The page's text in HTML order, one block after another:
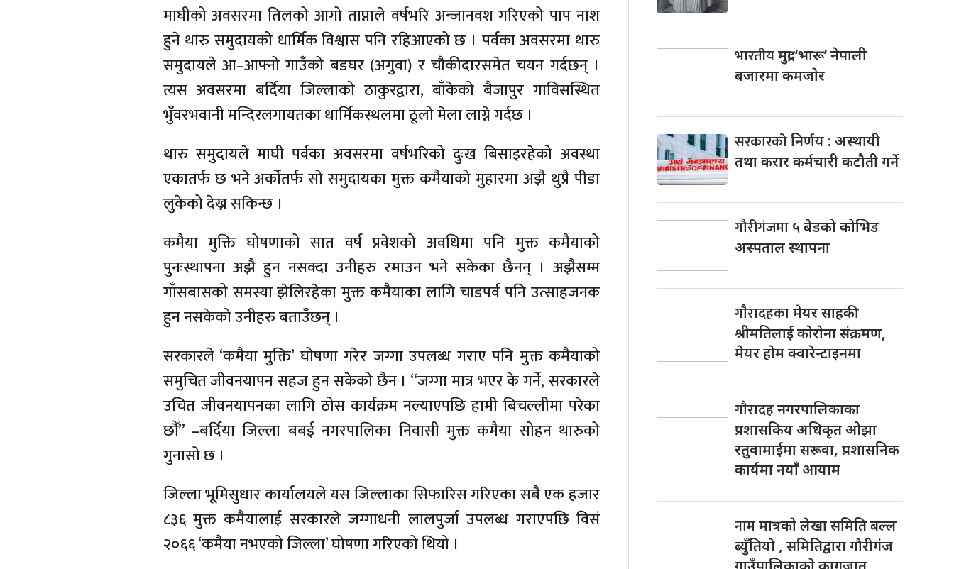
माघीको अवसरमा तिलको आगो ताप्नाले वर्षभरि अन्जानवश गरिएको पाप नाश
हुने थारु समुदायको धार्मिक विश्वास पनि रहिआएको छ । पर्वका अवसरमा थारु
समुदायले आ–आफ्नो गाउँको बडघर (अगुवा) र चौकीदारसमेत चयन गर्दछन् ।
त्यस अवसरमा बर्दिया जिल्लाको ठाकुरद्वारा, बाँकेको बैजापुर गाविसस्थित
भुँवरभवानी मन्दिरलगायतका धार्मिकस्थलमा ठूलो मेला लाग्ने गर्दछ ।
थारु समुदायले माघी पर्वका अवसरमा वर्षभरिको दुःख बिसाइरहेको अवस्था
एकातर्फ छ भने अर्कोतर्फ सो समुदायका मुक्त कमैयाको मुहारमा अझै थुप्रै पीडा
लुकेको देख्न सकिन्छ ।
कमैया मुक्ति घोषणाको सात वर्ष प्रवेशको अवधिमा पनि मुक्त कमैयाको
पुनःस्थापना अझै हुन नसक्दा उनीहरु रमाउन भने सकेका छैनन् । अझैसम्म
गाँसबासको समस्या झेलिरहेका मुक्त कमैयाका लागि चाडपर्व पनि उत्साहजनक
हुन नसकेको उनीहरु बताउँछन् ।
सरकारले ‘कमैया मुक्ति’ घोषणा गरेर जग्गा उपलब्ध गराए पनि मुक्त कमैयाको
समुचित जीवनयापन सहज हुन सकेको छैन । “जग्गा मात्र भएर के गर्ने, सरकारले
उचित जीवनयापनका लागि ठोस कार्यक्रम नल्याएपछि हामी बिचल्लीमा परेका
छौँ” –बर्दिया जिल्ला बबई नगरपालिका निवासी मुक्त कमैया सोहन थारुको
गुनासो छ ।
जिल्ला भूमिसुधार कार्यालयले यस जिल्लाका सिफारिस गरिएका सबै एक हजार
८३६ मुक्त कमैयालाई सरकारले जग्गाधनी लालपुर्जा उपलब्ध गराएपछि विसं
२०६६ ‘कमैया नभएको जिल्ला’ घोषणा गरिएको थियो ।
भारतीयमुद्रा ‘भारू’ नेपाली
बजारमा कमजाेर
सरकारकोनिर्णय : अस्थायी
तथा करार कर्मचारी कटौती गर्ने
गौरीगंजमा ५ बेडको कोभिड
अस्पताल स्थापना
गाैरादहकामेयर साहकी
श्रीमतिलाई काेराेना संक्रमण,
मेयर हाेम क्वारेन्टाइनमा
गाैरादहनगरपालिकाका
प्रशासकिय अधिकृत ओझा
रतुवामाईमा सरूवा, प्रशासनिक
कार्यमा नयाँ आयाम
नाममात्रकाे लेखा समिति बल्ल
ब्युँतियाे , समितिद्वारा गाैरीगंज